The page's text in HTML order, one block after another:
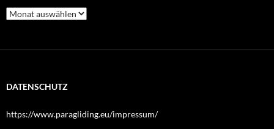
Archiv
DATENSCHUTZ
https://www.paragliding.eu/impressum/